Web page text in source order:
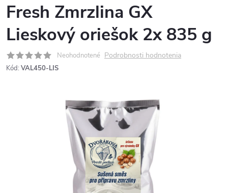
Fresh Zmrzlina GX
Lieskový oriešok 2x 835 g
Neohodnotené Podrobnosti hodnotenia
Kód: VAL450-LIS